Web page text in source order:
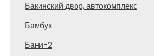
Бакинский двор, автокомплекс
Бамбук
Бани-2